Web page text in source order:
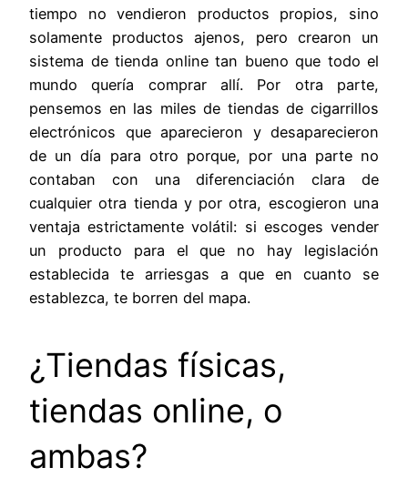
tiempo no vendieron productos propios, sino
solamente productos ajenos, pero crearon un
sistema de tienda online tan bueno que todo el
mundo quería comprar allí. Por otra parte,
pensemos en las miles de tiendas de cigarrillos
electrónicos que aparecieron y desaparecieron
de un día para otro porque, por una parte no
contaban con una diferenciación clara de
cualquier otra tienda y por otra, escogieron una
ventaja estrictamente volátil: si escoges vender
un producto para el que no hay legislación
establecida te arriesgas a que en cuanto se
establezca, te borren del mapa.
¿Tiendas físicas,
tiendas online, o
ambas?